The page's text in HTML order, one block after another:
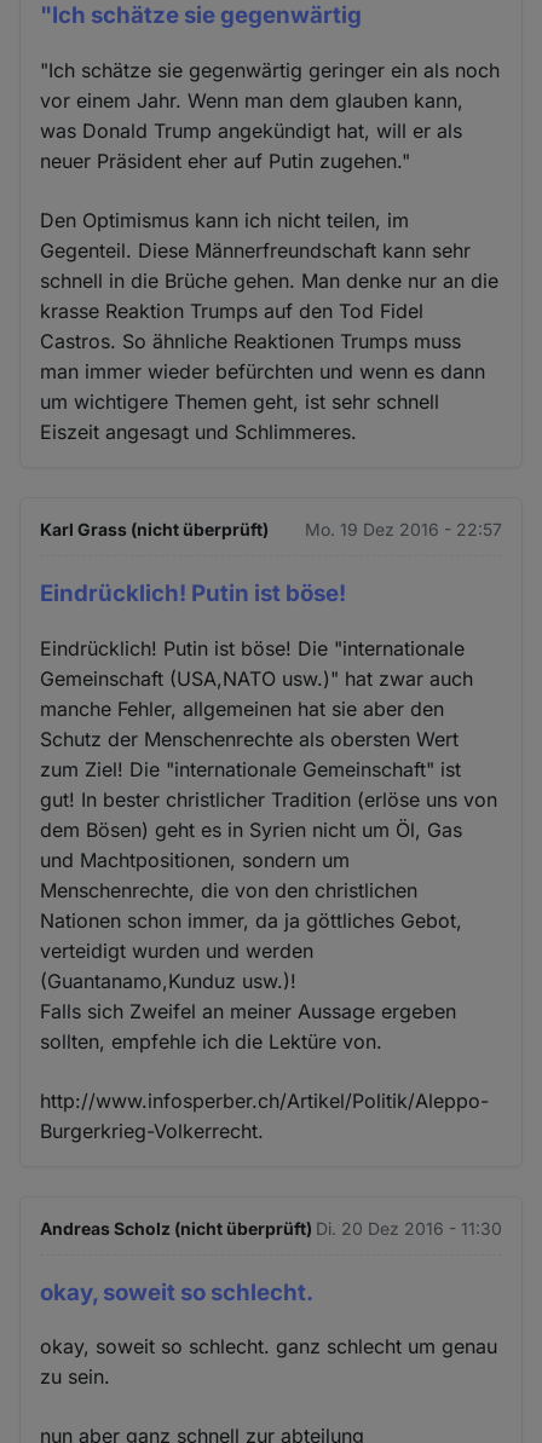
"Ich schätze sie gegenwärtig
"Ich schätze sie gegenwärtig geringer ein als noch
vor einem Jahr. Wenn man dem glauben kann,
was Donald Trump angekündigt hat, will er als
neuer Präsident eher auf Putin zugehen."
Den Optimismus kann ich nicht teilen, im
Gegenteil. Diese Männerfreundschaft kann sehr
schnell in die Brüche gehen. Man denke nur an die
krasse Reaktion Trumps auf den Tod Fidel
Castros. So ähnliche Reaktionen Trumps muss
man immer wieder befürchten und wenn es dann
um wichtigere Themen geht, ist sehr schnell
Eiszeit angesagt und Schlimmeres.
Karl Grass (nicht überprüft) Mo. 19 Dez 2016 - 22:57
Eindrücklich! Putin ist böse!
Eindrücklich! Putin ist böse! Die "internationale
Gemeinschaft (USA,NATO usw.)" hat zwar auch
manche Fehler, allgemeinen hat sie aber den
Schutz der Menschenrechte als obersten Wert
zum Ziel! Die "internationale Gemeinschaft" ist
gut! In bester christlicher Tradition (erlöse uns von
dem Bösen) geht es in Syrien nicht um Öl, Gas
und Machtpositionen, sondern um
Menschenrechte, die von den christlichen
Nationen schon immer, da ja göttliches Gebot,
verteidigt wurden und werden
(Guantanamo,Kunduz usw.)!
Falls sich Zweifel an meiner Aussage ergeben
sollten, empfehle ich die Lektüre von.
http://www.infosperber.ch/Artikel/Politik/Aleppo-
Burgerkrieg-Volkerrecht.
Andreas Scholz (nicht überprüft) Di. 20 Dez 2016 - 11:30
okay, soweit so schlecht.
okay, soweit so schlecht. ganz schlecht um genau
zu sein.
nun aber ganz schnell zur abteilung